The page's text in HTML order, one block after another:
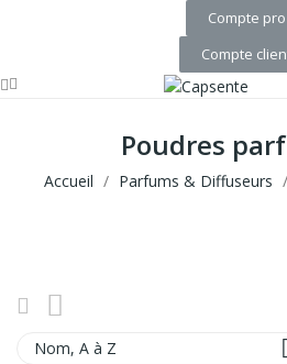
Compte pro
Compte
Poudres
Accueil Parfums & Diffuseurs
Nom, A à Z